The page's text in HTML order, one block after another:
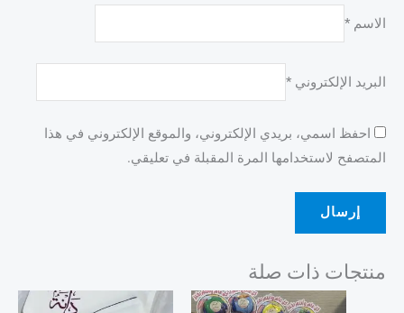
الاسم *
البريد الإلكتروني *
احفظ اسمي، بريدي الإلكتروني، والموقع الإلكتروني في هذا
المتصفح لاستخدامها المرة المقبلة في تعليقي.
منتجات ذات صلة